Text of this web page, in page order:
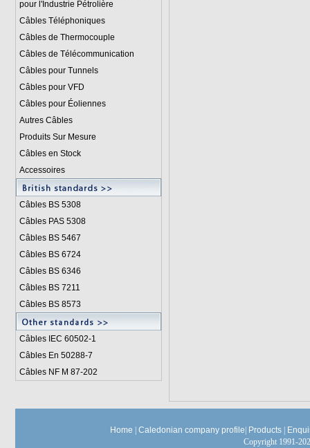
pour l'Industrie Pétrolière
Câbles Téléphoniques
Câbles de Thermocouple
Câbles de Télécommunication
Câbles pour Tunnels
Câbles pour VFD
Câbles pour Éoliennes
Autres Câbles
Produits Sur Mesure
Câbles en Stock
Accessoires
Câbles BS 5308
Câbles PAS 5308
Câbles BS 5467
Câbles BS 6724
Câbles BS 6346
Câbles BS 7211
Câbles BS 8573
Câbles IEC 60502-1
Câbles En 50288-7
Câbles NF M 87-202
Home Caledonian company profile Products
Copyright 1991-